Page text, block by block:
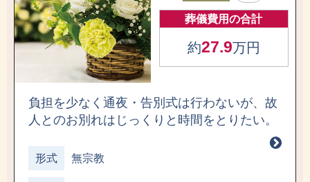
葬儀費用の合計
約27.9万円
負担を少なく通夜・告別式は行わないが、故
人とのお別れはじっくりと時間をとりたい。
形式 無宗教